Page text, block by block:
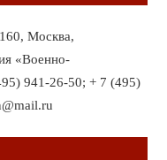
Москва,
«Военно-
941-26-50; + 7 (495)